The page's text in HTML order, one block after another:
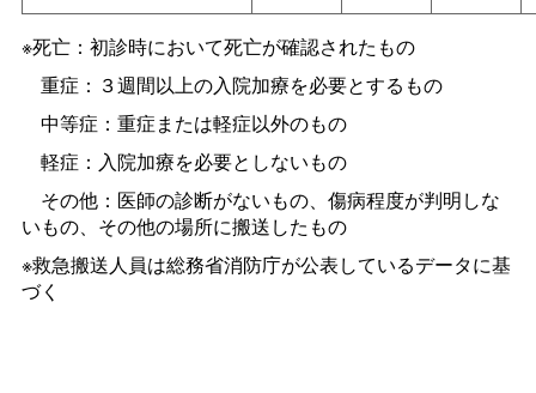
※死亡：初診時において死亡が確認されたもの
重症：３週間以上の入院加療を必要とするもの
中等症：重症または軽症以外のもの
軽症：入院加療を必要としないもの
その他：医師の診断がないもの、傷病程度が判明しな
いもの、その他の場所に搬送したもの
※救急搬送人員は総務省消防庁が公表しているデータに基
づく